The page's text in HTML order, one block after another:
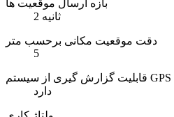
بازه ارسال موقعیت ها
2 ثانیه
دقت موقعیت مکانی برحسب متر
5
قابلیت گزارش گیری از سیستم GPS
دارد